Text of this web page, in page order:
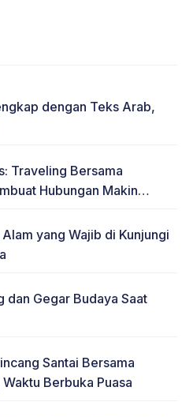
dengan Teks Arab,
Traveling Bersama
Hubungan Makin
yang Wajib di Kunjungi
dan Gegar Budaya Saat
Santai Bersama
Berbuka Puasa